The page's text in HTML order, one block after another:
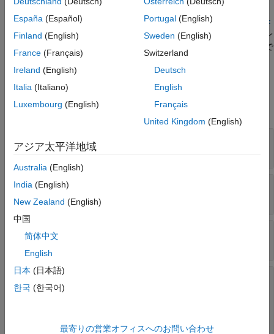
setVariable(obj varName,,'Value',value
src
Name, 'SimulationIndex' simIndex)は、変数のソースとシミュレ
ーション インデックスの値を指定します。これらはオプションで
あり、既定値はそれぞれ
入力引数
すべて展開する
—テスト反復オブジェクト
オブジェクト
varName
文字ベクトル
value
数値
srcName
''(既定値) |
デル要素のパス
España (Español)
Finland (English)
France (Français)
Ireland (English)
Italia (Italiano)
Luxembourg (English)
Portugal(English)
Sweden (English)
Switzerland
Deutsch
English
Français
United Kingdom (English)
アジア太平洋地域
Australia (English)
India (English)
New Zealand (English)
中国
简体中文
English
日本 (日本語)
한국 (한국어)
最寄りの営業オフィスへのお問い合わせ